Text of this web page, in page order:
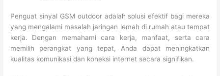
Penguat sinyal GSM outdoor adalah solusi efektif bagi mereka
yang mengalami masalah jaringan lemah di rumah atau tempat
kerja. Dengan memahami cara kerja, manfaat, serta cara
memilih perangkat yang tepat, Anda dapat meningkatkan
kualitas komunikasi dan koneksi internet secara signifikan.